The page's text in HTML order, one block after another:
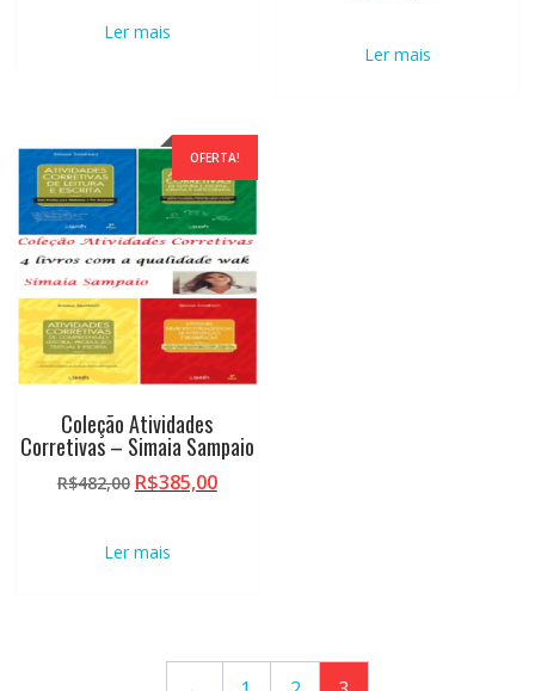
Ler mais
Ler mais
OFERTA!
Coleção Atividades
Corretivas – Simaia Sampaio
R$482,00 O
era:
R$385,00O
Ler mais